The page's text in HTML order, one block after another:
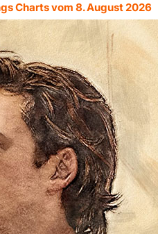
Charts vom 8. August 2026